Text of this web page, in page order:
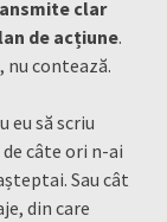
clar
de acțiune.
nu contează.
eu să scriu
câte ori n-ai
Sau cât
din care